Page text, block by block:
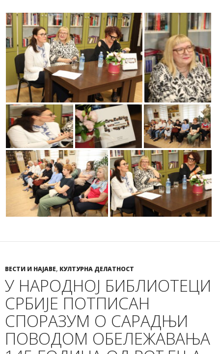
ВЕСТИ И НАЈАВЕ, КУЛТУРНА ДЕЛАТНОСТ
У НАРОДНОЈ БИБЛИОТЕЦИ
СРБИЈЕ ПОТПИСАН
СПОРАЗУМ О САРАДЊИ
ПОВОДОМ ОБЕЛЕЖАВАЊА